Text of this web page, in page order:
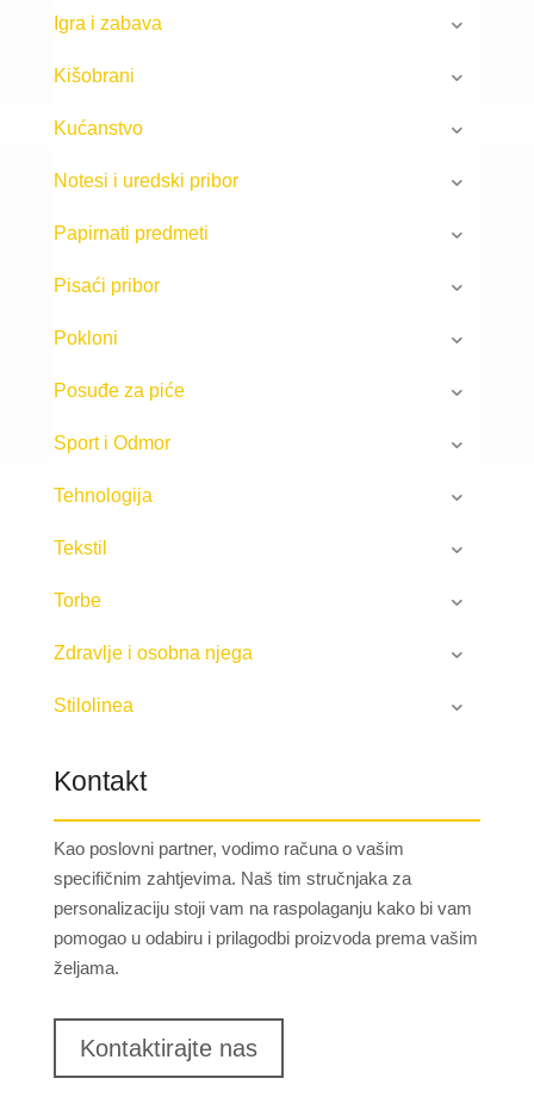
Igra i zabava
Kišobrani
Kućanstvo
Notesi i uredski pribor
Papirnati predmeti
Pisaći pribor
Pokloni
Posuđe za piće
Sport i Odmor
Tehnologija
Tekstil
Torbe
Zdravlje i osobna njega
Stilolinea
Kontakt
Kao poslovni partner, vodimo računa o vašim
specifičnim zahtjevima. Naš tim stručnjaka za
personalizaciju stoji vam na raspolaganju kako bi vam
pomogao u odabiru i prilagodbi proizvoda prema vašim
željama.
Kontaktirajte nas